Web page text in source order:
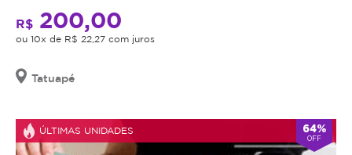
R$ 200,00
ou 10x de R$ 22,27 com juros
Tatuapé
ÚLTIMAS UNIDADES 64%
OFF